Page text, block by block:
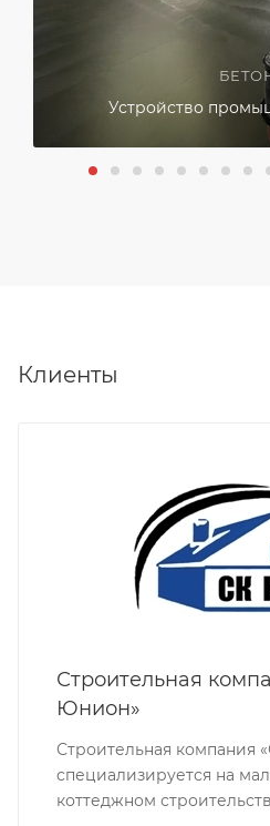
Устройство
Клиенты
Строительная
Юнион»
Строительная компания
специализируется на
коттеджном